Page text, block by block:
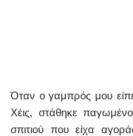
Όταν ο γαμπρός μου
Χέις, στάθηκε
σπιτιού που είχα